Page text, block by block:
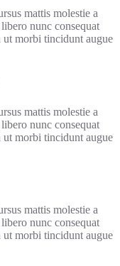
mattis molestie a
nunc consequat
morbi tincidunt augue
mattis molestie a
nunc consequat
morbi tincidunt augue
mattis molestie a
nunc consequat
morbi tincidunt augue